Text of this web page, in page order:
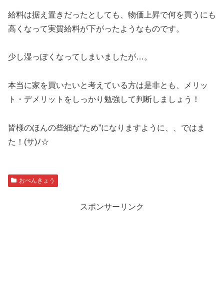
給料は据え置きだったとしても、物価上昇で何を買うにも
高くなって実質給料が下がったようなものです。
少し湿っぽくなってしまいましたが…。
本当に家を買いたいと考えている方は是非とも、メリッ
ト・デメリットをしっかり勉強して判断しましょう！
皆様のほんの些細な“ため”になりますように、、ではま
た！(サ)ﾉ☆
おべんきょう
スポンサーリンク